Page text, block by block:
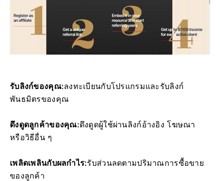
รับลิงก์ของคุณ:ลงทะเบียนกับโปรแกรมและรับลิงก์
พันธมิตรของคุณ
ดึงดูดลูกค้าของคุณ:ดึงดูดผู้ใช้ผ่านลิงก์อ้างอิง โฆษณา
หรือวิธีอื่น ๆ
เพลิดเพลินกับผลกำไร:รับส่วนลดตามปริมาณการซื้อขาย
ของลูกค้า